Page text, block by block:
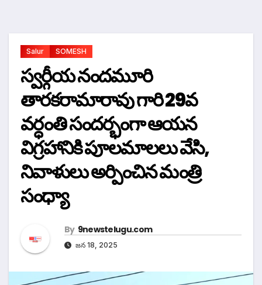
Salur SOMESH
స్వర్గీయ నందమూరి
తారకరామారావు గారి 29వ
వర్ధంతి సందర్భంగా ఆయన
విగ్రహానికి పూలమాలలు వేసి,
నివాళులు అర్పించిన మంత్రి
సంధ్యా
By 9newstelugu.com
జన 18, 2025